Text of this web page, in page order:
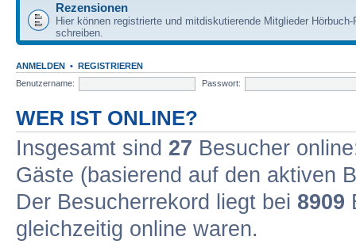
Rezensionen
Hier können registrierte und mitdiskutierende Mitglieder Hörbuch-
schreiben.
ANMELDEN • REGISTRIEREN
Benutzername:
Passwort:
WER IST ONLINE?
Insgesamt sind 27 Besucher
Gäste (basierend auf den aktiven
Der Besucherrekord liegt bei 8909
gleichzeitig online waren.